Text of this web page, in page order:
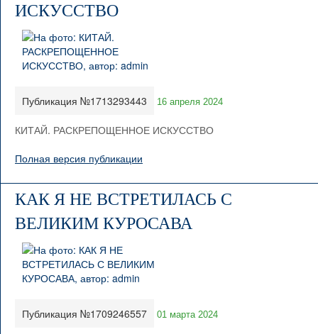
ИСКУССТВО
Публикация №1713293443 16 апреля 2024
КИТАЙ. РАСКРЕПОЩЕННОЕ ИСКУССТВО
Полная версия публикации
КАК Я НЕ ВСТРЕТИЛАСЬ С
ВЕЛИКИМ КУРОСАВА
Публикация №1709246557 01 марта 2024